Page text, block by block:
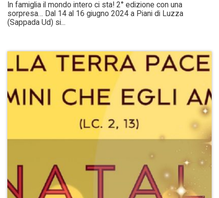
In famiglia il mondo intero ci sta! 2° edizione con una
sorpresa… Dal 14 al 16 giugno 2024 a Piani di Luzza
(Sappada Ud) si...